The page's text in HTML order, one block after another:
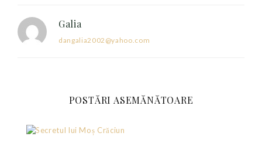
Galia
dangalia2002@yahoo.com
POSTĂRI ASEMĂNĂTOARE